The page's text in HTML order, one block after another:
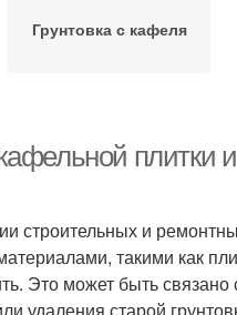
Грунтовка с кафеля
плитки
строительных и
такими как
Это может быть